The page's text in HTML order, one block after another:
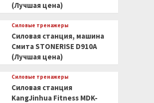
(Лучшая цена)
Силовые тренажеры
Силовая станция, машина
Смита STONERISE D910A
(Лучшая цена)
Силовые тренажеры
Силовая станция
KangJinhua Fitness MDK-